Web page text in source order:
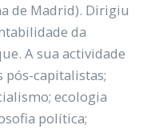
de Madrid). Dirigiu
da
A sua actividade
pós-capitalistas;
ecologia
política;